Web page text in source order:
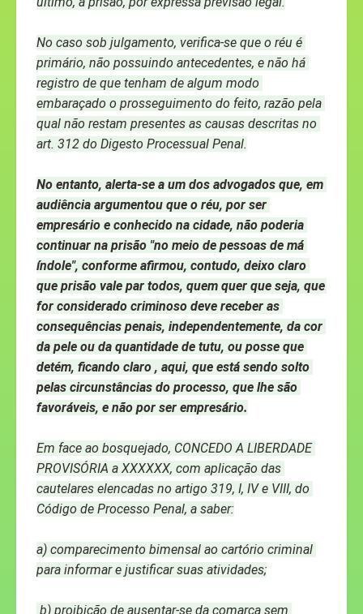
No caso sob julgamento, verifica-se que o réu é
primário, não possuindo antecedentes, e não há
registro de que tenham de algum modo
embaraçado o prosseguimento do feito, razão pela
qual não restam presentes as causas descritas no
art. 312 do Digesto Processual Penal.
No entanto, alerta-se a um dos advogados que, em
audiência argumentou que o réu, por ser
empresário e conhecido na cidade, não poderia
continuar na prisão "no meio de pessoas de má
índole", conforme afirmou, contudo, deixo claro
que prisão vale par todos, quem quer que seja, que
for considerado criminoso deve receber as
consequências penais, independentemente, da cor
da pele ou da quantidade de tutu, ou posse que
detém, ficando claro , aqui, que está sendo solto
pelas circunstâncias do processo, que lhe são
favoráveis, e não por ser empresário.
Em face ao bosquejado, CONCEDO A LIBERDADE
PROVISÓRIA a XXXXXX, com aplicação das
cautelares elencadas no artigo 319, I, IV e VIII, do
Código de Processo Penal, a saber:
a) comparecimento bimensal ao cartório criminal
para informar e justificar suas atividades;